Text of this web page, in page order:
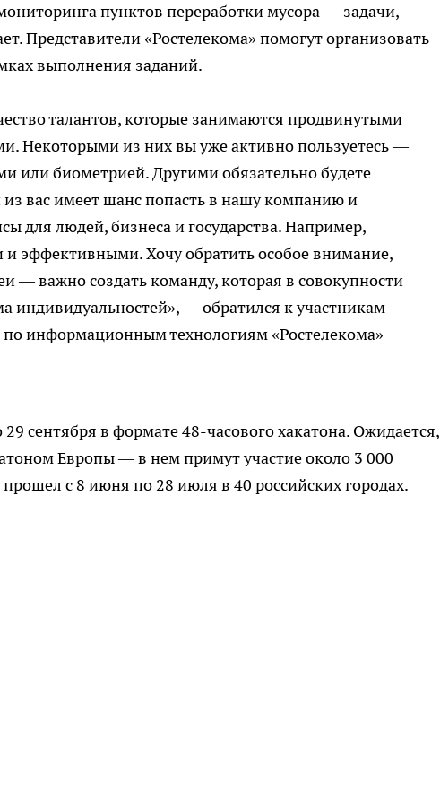
пунктов переработки мусора — задачи,
Представители «Ростелекома» помогут организовать
выполнения заданий.
талантов, которые занимаются продвинутыми
Некоторыми из них вы уже активно пользуетесь —
или биометрией. Другими обязательно будете
вас имеет шанс попасть в нашу компанию и
для людей, бизнеса и государства. Например,
эффективными. Хочу обратить особое внимание,
— важно создать команду, которая в совокупности
индивидуальностей», — обратился к участникам
информационным технологиям «Ростелекома»
сентября в формате 48-часового хакатона. Ожидается,
Европы — в нем примут участие около 3 000
с 8 июня по 28 июля в 40 российских городах.